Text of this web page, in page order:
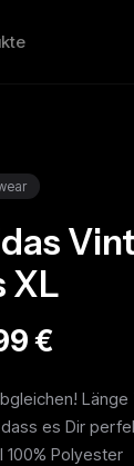
XL
€
es Dir
100% Polyester